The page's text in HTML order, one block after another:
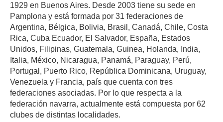
1929 en Buenos Aires. Desde 2003 tiene su sede en
Pamplona y está formada por 31 federaciones de
Argentina, Bélgica, Bolivia, Brasil, Canadá, Chile, Costa
Rica, Cuba Ecuador, El Salvador, España, Estados
Unidos, Filipinas, Guatemala, Guinea, Holanda, India,
Italia, México, Nicaragua, Panamá, Paraguay, Perú,
Portugal, Puerto Rico, República Dominicana, Uruguay,
Venezuela y Francia, país que cuenta con tres
federaciones asociadas. Por lo que respecta a la
federación navarra, actualmente está compuesta por 62
clubes de distintas localidades.